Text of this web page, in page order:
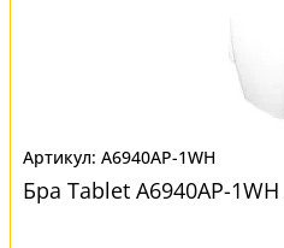
A6940AP-1WH
Бра Tablet A6940AP-